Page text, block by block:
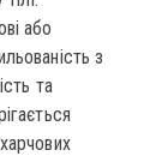
або
з
та